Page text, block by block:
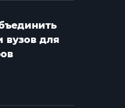
вузов для